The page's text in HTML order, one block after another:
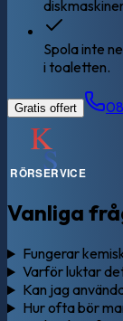
Spola inte
i toaletten.
Gratis offert
Vanliga
Fungerar
Varför luktar
Kan jag
Hur ofta bör